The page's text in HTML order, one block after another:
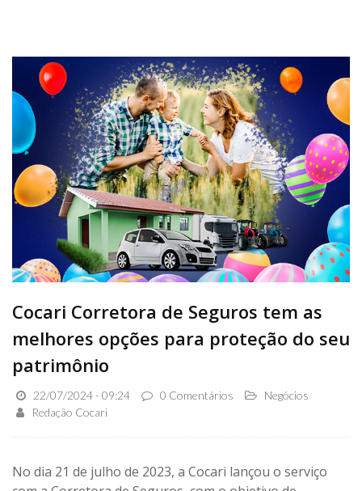
Cocari Corretora de Seguros tem as
melhores opções para proteção do seu
patrimônio
22/07/2024 - 09:24 0 Comentários
Negócios
Redação Cocari
No dia 21 de julho de 2023, a Cocari lançou o serviço